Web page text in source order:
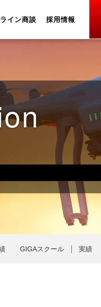
業績推移
拠点とアクセス
One Stop Solution
生産工場
うぶすな紙
イン商談
セミナー・講習会
土木・建設向け
採用情報
中途採用
GIGAスクール 実績